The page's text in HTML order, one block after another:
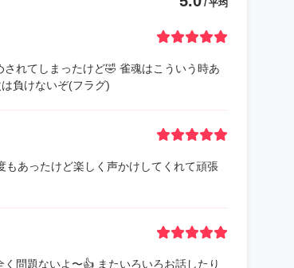
/ 平均
れてしまったけど🤣 雀魂はこういう時あ
負けないぞ(フラグ)
あったけど楽しく声かけしてくれて頑張
問題ないよ〜👍 またいろいろお話したり